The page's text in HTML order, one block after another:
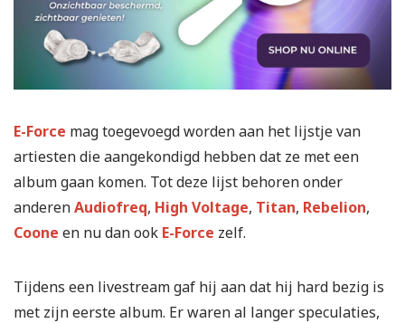
E-Force mag toegevoegd worden aan het lijstje van
artiesten die aangekondigd hebben dat ze met een
album gaan komen. Tot deze lijst behoren onder
anderenAudiofreq, High Voltage, Titan, Rebelion,
Coone en nu dan ook E-Force zelf.
Tijdens een livestream gaf hij aan dat hij hard bezig is
met zijn eerste album. Er waren al langer speculaties,